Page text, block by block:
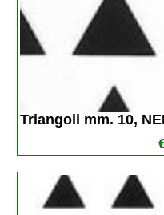
Triangoli mm. 10,